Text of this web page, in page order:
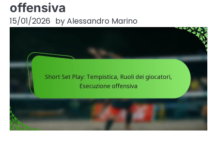
offensiva
15/01/2026 byAlessandro Marino